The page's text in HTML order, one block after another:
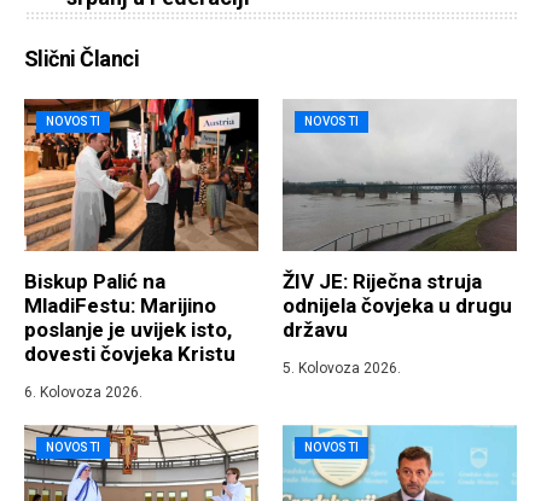
Slični Članci
NOVOSTI
Biskup Palić na
MladiFestu: Marijino
poslanje je uvijek isto,
dovesti čovjeka Kristu
6. Kolovoza 2026.
NOVOSTI
ŽIV JE: Riječna struja
odnijela čovjeka u drugu
državu
5. Kolovoza 2026.
NOVOSTI NOVOSTI